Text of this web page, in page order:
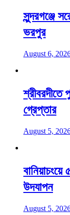
সুন্দরগঞ্জে
ভরপুর
August 6,
শ্রীবরদীতে
গ্রেপ্তার
August 5,
উদযাপন
August 5,